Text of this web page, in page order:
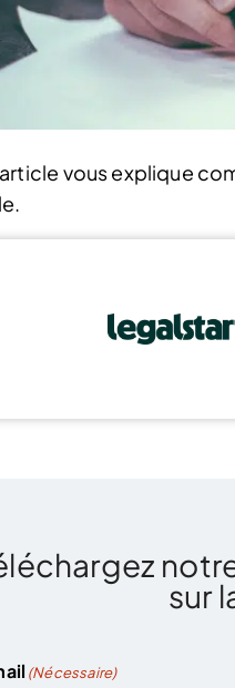
vous explique
sur
(Nécessaire)